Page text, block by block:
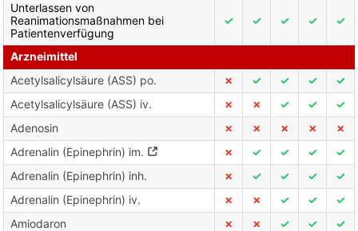
Unterlassen von
Reanimationsmaßnahmen bei
Patientenverfügung
✓ ✓ ✓ ✓ ✓
Arzneimittel
Acetylsalicylsäure (ASS) po.
✗ ✓ ✓ ✓
✓
Acetylsalicylsäure (ASS) iv.
✗ ✗ ✓ ✓
✓
Adenosin
✗ ✗ ✗ ✗
✗
Adrenalin (Epinephrin) im.
✗ ✓ ✓ ✓
✓
Adrenalin (Epinephrin) inh.
✗ ✓ ✓ ✓
✓
Adrenalin (Epinephrin) iv.
✗ ✗ ✓ ✓
✓
Amiodaron
✗ ✗ ✓ ✓
✓